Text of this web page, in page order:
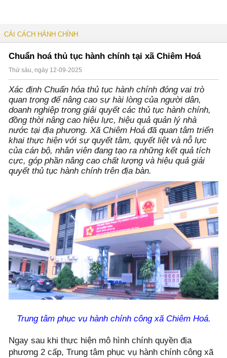
CẢI CÁCH HÀNH CHÍNH
Chuẩn hoá thủ tục hành chính tại xã Chiêm Hoá
Thứ sáu, ngày 12-09-2025
Xác định Chuẩn hóa thủ tục hành chính đóng vai trò
quan trọng để nâng cao sự hài lòng của người dân,
doanh nghiệp trong giải quyết các thủ tục hành chính,
đồng thời nâng cao hiệu lực, hiệu quả quản lý nhà
nước tại địa phương. Xã Chiêm Hoá đã quan tâm triển
khai thực hiện với sự quyết tâm, quyết liệt và nỗ lực
của cán bộ, nhân viên đang tạo ra những kết quả tích
cực, góp phần nâng cao chất lượng và hiệu quả giải
quyết thủ tục hành chính trên địa bàn.
Trung tâm phục vụ hành chính công xã Chiêm Hoá.
Ngay sau khi thực hiện mô hình chính quyền địa
phương 2 cấp, Trung tâm phục vụ hành chính công xã